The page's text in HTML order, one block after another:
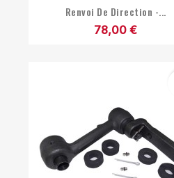
Aperçu rapide
Renvoi De Direction -...
78,00 €